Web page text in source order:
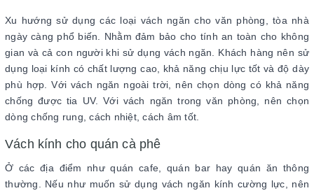
Xu hướng sử dụng các loại vách ngăn cho văn phòng, tòa nhà
ngày càng phổ biến. Nhằm đảm bảo cho tính an toàn cho không
gian và cả con người khi sử dụng vách ngăn. Khách hàng nên sử
dụng loại kính có chất lượng cao, khả năng chịu lực tốt và độ dày
phù hợp. Với vách ngăn ngoài trời, nên chọn dòng có khả năng
chống được tia UV. Với vách ngăn trong văn phòng, nên chọn
dòng chống rung, cách nhiệt, cách âm tốt.
Vách kính cho quán cà phê
Ở các địa điểm như quán cafe, quán bar hay quán ăn thông
thường. Nếu như muốn sử dụng vách ngăn kính cường lực, nên